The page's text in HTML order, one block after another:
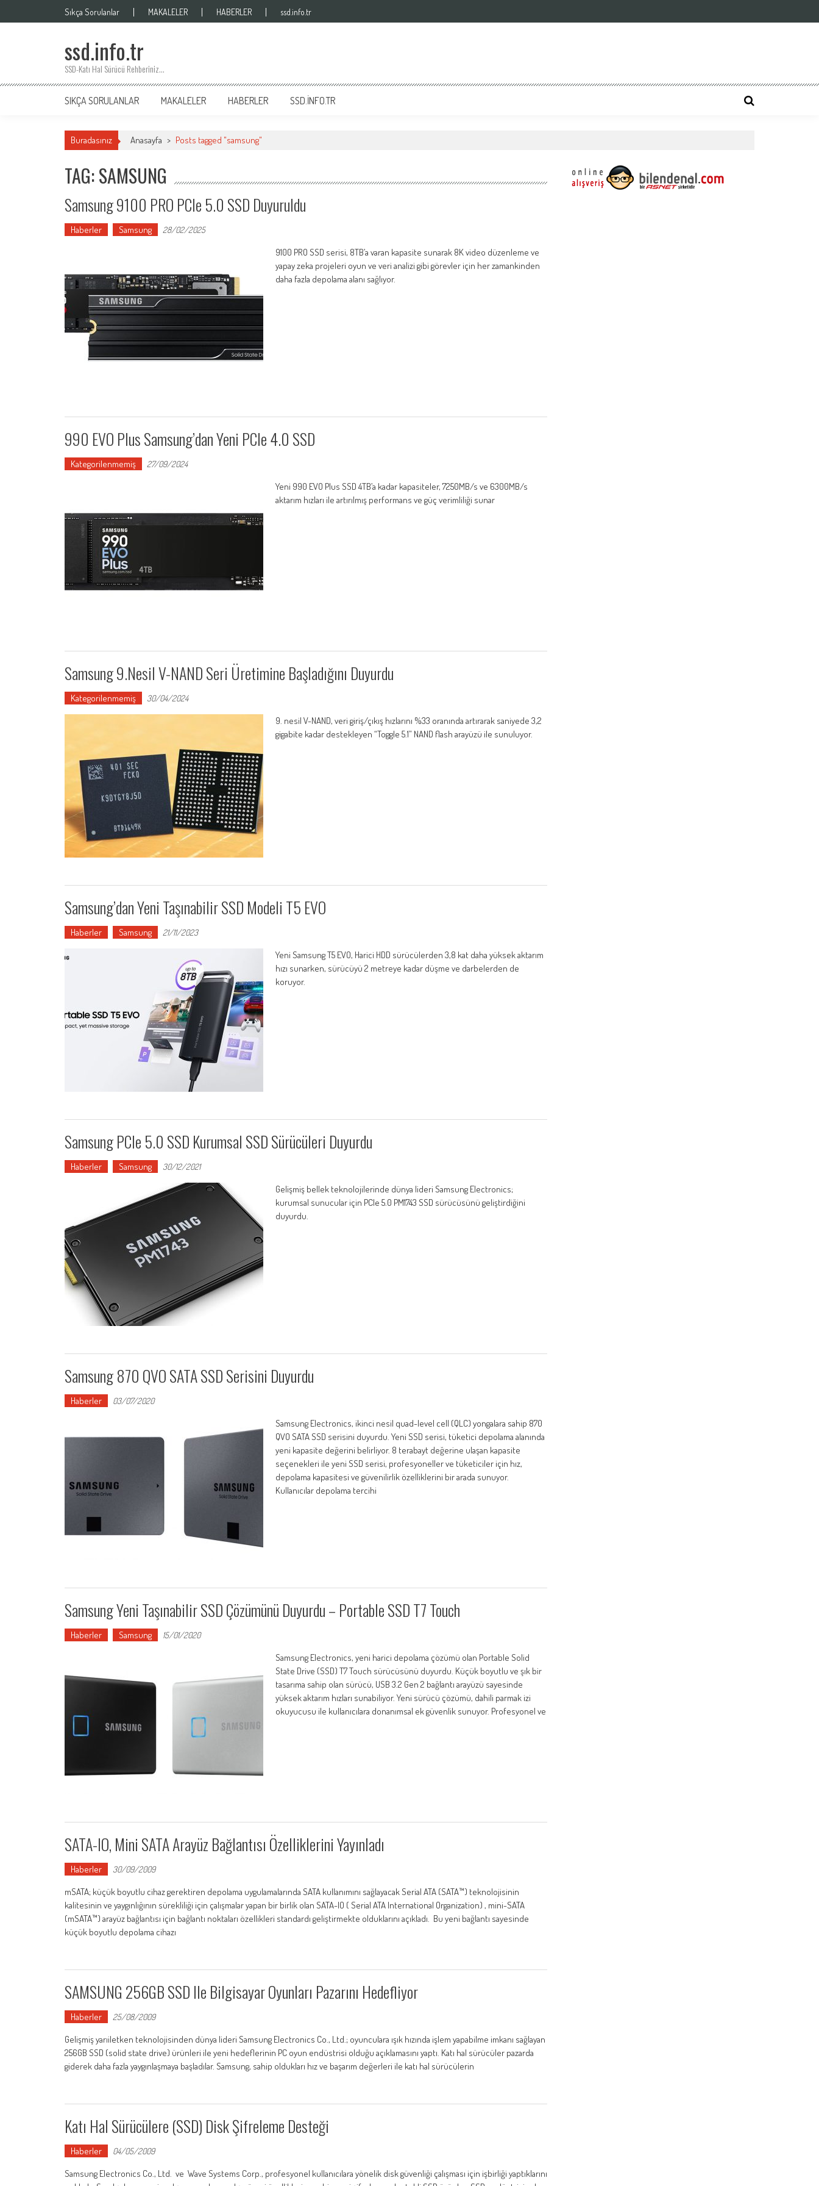
Sıkça Sorulanlar MAKALELER HABERLER ssd.info.tr
ssd.info.tr
SSD-Katı Hal Sürücü Rehberiniz…
SIKÇA SORULANLAR MAKALELER HABERLER SSD.INFO.TR
Buradasınız Anasayfa > Posts tagged "samsung"
TAG: SAMSUNG
Samsung 9100 PRO PCIe 5.0 SSD Duyuruldu
Haberler Samsung 28/02/2025
9100 PRO SSD serisi, 8TB’a varan kapasite sunarak 8K video düzenleme ve
yapay zeka projeleri oyun ve veri analizi gibi görevler için her zamankinden
daha fazla depolama alanı sağlıyor.
990 EVO Plus Samsung’dan Yeni PCIe 4.0 SSD
Kategorilenmemiş 27/09/2024
Yeni 990 EVO Plus SSD 4TB’a kadar kapasiteler, 7250MB/s ve 6300MB/s
aktarım hızları ile artırılmış performans ve güç verimliliği sunar
Samsung 9.Nesil V-NAND Seri Üretimine Başladığını Duyurdu
Kategorilenmemiş 30/04/2024
9. nesil V-NAND, veri giriş/çıkış hızlarını %33 oranında artırarak saniyede 3,2
gigabite kadar destekleyen “Toggle 5.1” NAND flash arayüzü ile sunuluyor.
Samsung’dan Yeni Taşınabilir SSD Modeli T5 EVO
Haberler Samsung 21/11/2023
Yeni Samsung T5 EVO, Harici HDD sürücülerden 3,8 kat daha yüksek aktarım
hızı sunarken, sürücüyü 2 metreye kadar düşme ve darbelerden de
koruyor.
Samsung PCIe 5.0 SSD Kurumsal SSD Sürücüleri Duyurdu
Haberler Samsung 30/12/2021
Gelişmiş bellek teknolojilerinde dünya lideri Samsung Electronics;
kurumsal sunucular için PCIe 5.0 PM1743 SSD sürücüsünü geliştirdiğini
duyurdu.
Samsung 870 QVO SATA SSD Serisini Duyurdu
Haberler 03/07/2020
Samsung Electronics, ikinci nesil quad-level cell (QLC) yongalara sahip 870
QVO SATA SSD serisini duyurdu. Yeni SSD serisi, tüketici depolama alanında
yeni kapasite değerini belirliyor. 8 terabayt değerine ulaşan kapasite
seçenekleri ile yeni SSD serisi, profesyoneller ve tüketiciler için hız,
depolama kapasitesi ve güvenilirlik özelliklerini bir arada sunuyor.
Kullanıcılar depolama tercihi
Samsung Yeni Taşınabilir SSD Çözümünü Duyurdu – Portable SSD T7 Touch
Haberler Samsung 15/01/2020
Samsung Electronics, yeni harici depolama çözümü olan Portable Solid
State Drive (SSD) T7 Touch sürücüsünü duyurdu. Küçük boyutlu ve şık bir
tasarıma sahip olan sürücü, USB 3.2 Gen 2 bağlantı arayüzü sayesinde
yüksek aktarım hızları sunabiliyor. Yeni sürücü çözümü, dahili parmak izi
okuyucusu ile kullanıcılara donanımsal ek güvenlik sunuyor. Profesyonel ve
SATA-IO, Mini SATA Arayüz Bağlantısı Özelliklerini Yayınladı
Haberler 30/09/2009
mSATA; küçük boyutlu cihaz gerektiren depolama uygulamalarında SATA kullanımını sağlayacak Serial ATA (SATA™) teknolojisinin
kalitesinin ve yaygınlığının sürekliliği için çalışmalar yapan bir birlik olan SATA-IO ( Serial ATA International Organization) , mini-SATA
(mSATA™) arayüz bağlantısı için bağlantı noktaları özellikleri standardı geliştirmekte olduklarını açıkladı. Bu yeni bağlantı sayesinde
küçük boyutlu depolama cihazı
SAMSUNG 256GB SSD Ile Bilgisayar Oyunları Pazarını Hedefliyor
Haberler 25/08/2009
Gelişmiş yarıiletken teknolojisinden dünya lideri Samsung Electronics Co., Ltd.; oyunculara ışık hızında işlem yapabilme imkanı sağlayan
256GB SSD (solid state drive) ürünleri ile yeni hedeflerinin PC oyun endüstrisi olduğu açıklamasını yaptı. Katı hal sürücüler pazarda
giderek daha fazla yaygınlaşmaya başladılar. Samsung, sahip oldukları hız ve başarım değerleri ile katı hal sürücülerin
Katı Hal Sürücülere (SSD) Disk Şifreleme Desteği
Haberler 04/05/2009
Samsung Electronics Co., Ltd. ve Wave Systems Corp., profesyonel kullanıcılara yönelik disk güvenliği çalışması için işbirliği yaptıklarını